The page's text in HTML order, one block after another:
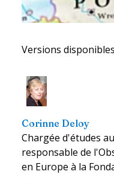
Versions disponibles
Corinne Deloy
Chargée d'études
responsable de
en Europe à la